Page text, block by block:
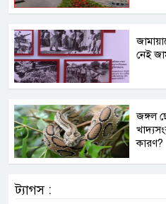
নেই
জঙ্গল
কারণ?
ট্যাগস :